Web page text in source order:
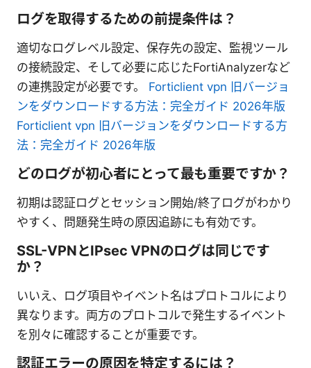
ログを取得するための前提条件は？
適切なログレベル設定、保存先の設定、監視ツール
の接続設定、そして必要に応じたFortiAnalyzerなど
の連携設定が必要です。 Forticlient vpn 旧バージョ
ンをダウンロードする方法：完全ガイド 2026年版
Forticlient vpn 旧バージョンをダウンロードする方
法：完全ガイド 2026年版
どのログが初心者にとって最も重要ですか？
初期は認証ログとセッション開始/終了ログがわかり
やすく、問題発生時の原因追跡にも有効です。
SSL-VPNとIPsec VPNのログは同じです
か？
いいえ、ログ項目やイベント名はプロトコルにより
異なります。両方のプロトコルで発生するイベント
を別々に確認することが重要です。
認証エラーの原因を特定するには？